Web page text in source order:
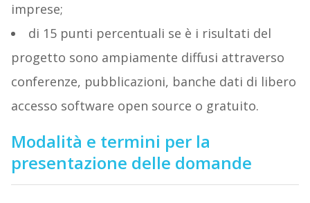
imprese;
di 15 punti percentuali se è i risultati del
progetto sono ampiamente diffusi attraverso
conferenze, pubblicazioni, banche dati di libero
accesso software open source o gratuito.
Modalità e termini per la
presentazione delle domande